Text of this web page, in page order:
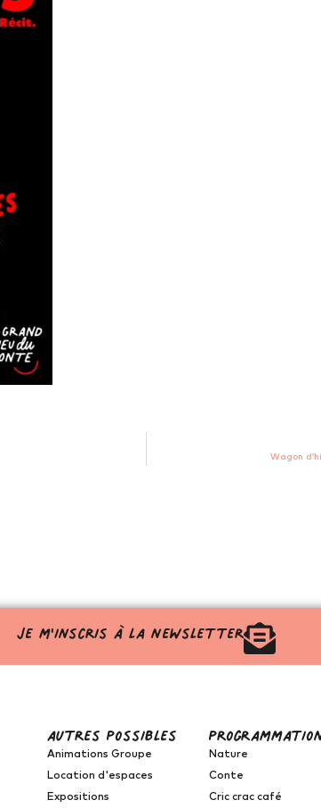
Wagon
Je m'inscris à la newsletter
autres possibles
Animations Groupe
Location d'espaces
Expositions
Nature
Conte
Cric crac café